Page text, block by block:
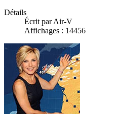
Détails
Écrit par Air-V
Affichages : 14456